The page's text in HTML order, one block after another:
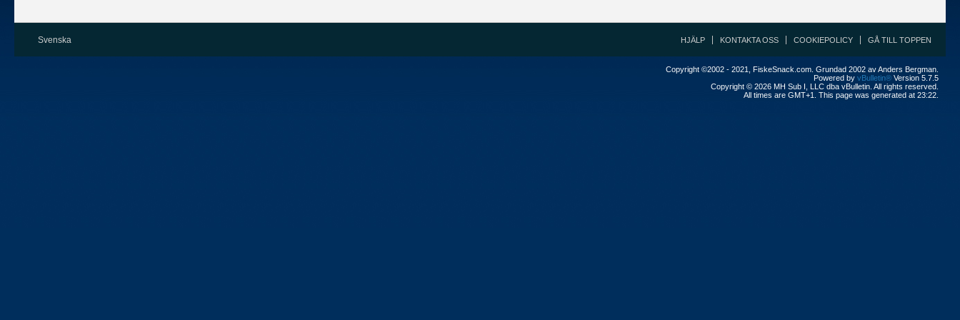
Svenska HJÄLP KONTAKTA OSS COOKIEPOLICY GÅ TILL TOPPEN
Copyright ©2002 - 2021, FiskeSnack.com. Grundad 2002 av Anders Bergman.
Powered by vBulletin® Version 5.7.5
Copyright © 2026 MH Sub I, LLC dba vBulletin. All rights reserved.
All times are GMT+1. This page was generated at 23:22.